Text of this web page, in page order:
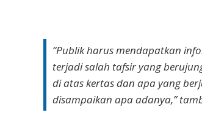
“Publik harus mendapatkan
terjadi salah tafsir yang
di atas kertas dan apa yang
disampaikan apa adanya,”